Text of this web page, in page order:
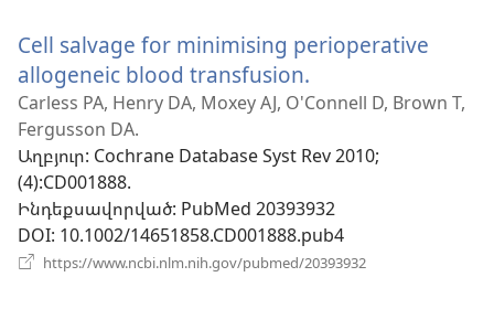
պատուհան)
Cell salvage for minimising perioperative
allogeneic blood transfusion.
է
պատուհան)
Carless PA, Henry DA, Moxey AJ, O'Connell D, Brown T,
Fergusson DA.
Աղբյուր‎: Cochrane Database Syst Rev 2010;
(4):CD001888.
Ինդեքսավորված‎: PubMed 20393932
DOI‎: 10.1002/14651858.CD001888.pub4
https://www.ncbi.nlm.nih.gov/pubmed/20393932